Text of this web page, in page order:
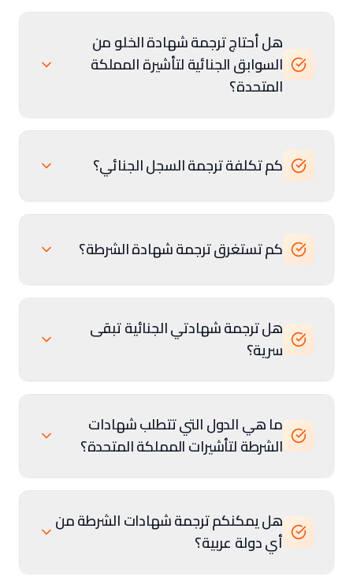
هل أحتاج ترجمة شهادة الخلو من
السوابق الجنائية لتأشيرة المملكة
المتحدة؟
كم تكلفة ترجمة السجل الجنائي؟
كم تستغرق ترجمة شهادة الشرطة؟
هل ترجمة شهادتي الجنائية تبقى
سرية؟
ما هي الدول التي تتطلب شهادات
الشرطة لتأشيرات المملكة المتحدة؟
هل يمكنكم ترجمة شهادات الشرطة من
أي دولة عربية؟